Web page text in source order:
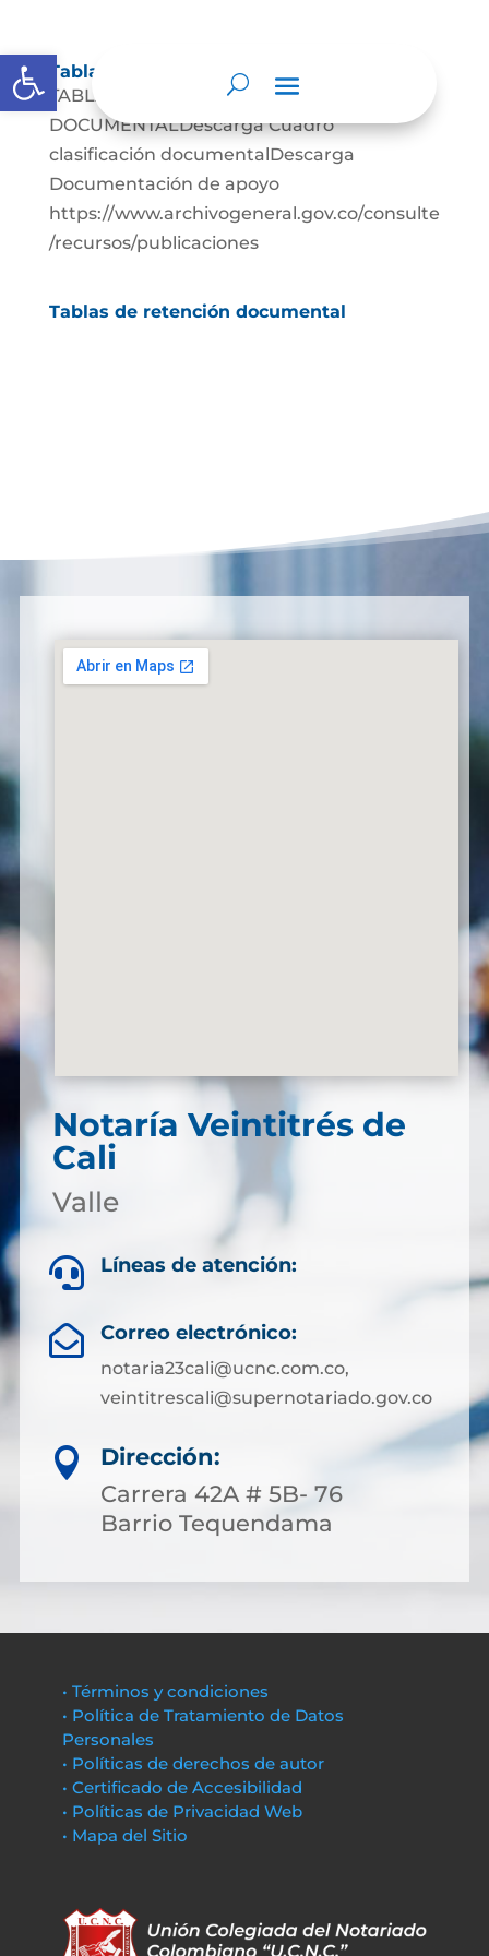
Abrir barra de herramientas
Tablas de retención documental
TABLAS-DE-RETENCION-
DOCUMENTALDescarga Cuadro
clasificación documentalDescarga
Documentación de apoyo
https://www.archivogeneral.gov.co/consulte
/recursos/publicaciones
Tablas de retención documental
Notaría Veintitrés de
Cali
Valle
 Líneas de atención:
 Correo electrónico:
notaria23cali@ucnc.com.co,
veintitrescali@supernotariado.gov.co

Dirección:
Carrera 42A # 5B- 76
Barrio Tequendama
• Términos y condiciones
• Política de Tratamiento de Datos
Personales
• Políticas de derechos de autor
• Certificado de Accesibilidad
• Políticas de Privacidad Web
• Mapa del Sitio